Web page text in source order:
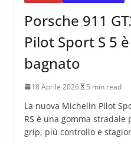
Porsche 911
Pilot Sport S 5
bagnato
18 Aprile 2026 5 min read
La nuova Michelin Pilot
RS è una gomma
grip, più controllo e